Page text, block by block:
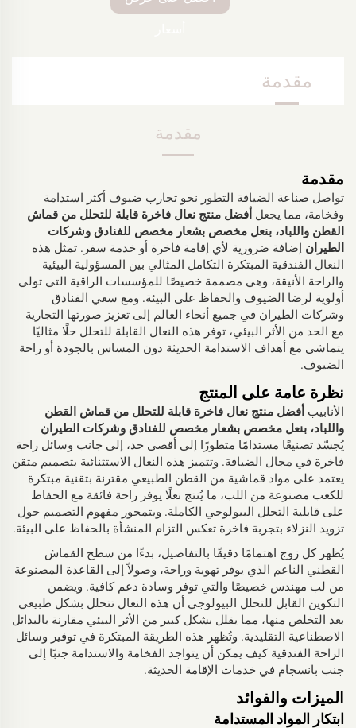
مقدمة
مقدمة
مقدمة
تواصل صناعة الضيافة التطور نحو تجارب ضيوف أكثر استدامة
وفخامة، مما يجعل أفضل منتج نعال فاخرة قابلة للتحلل من قماش
القطن واللباد، بنعل مخصص بشعار مخصص للفنادق وشركات
الطيران إضافة ضرورية لأي إقامة فاخرة أو خدمة سفر. تمثل هذه
النعال الفندقية المبتكرة التكامل المثالي بين المسؤولية البيئية
والراحة الأنيقة، وهي مصممة خصيصًا للمؤسسات الراقية التي تولي
أولوية لرضا الضيوف والحفاظ على البيئة. ومع سعي الفنادق
وشركات الطيران في جميع أنحاء العالم إلى تعزيز صورتها التجارية
مع الحد من الأثر البيئي، توفر هذه النعال القابلة للتحلل حلًا مثاليًا
يتماشى مع أهداف الاستدامة الحديثة دون المساس بالجودة أو راحة
الضيوف.
نظرة عامة على المنتج
الأنابيب أفضل منتج نعال فاخرة قابلة للتحلل من قماش القطن
واللباد، بنعل مخصص بشعار مخصص للفنادق وشركات الطيران
يُجسّد تصنيعًا مستدامًا متطورًا إلى أقصى حد، إلى جانب وسائل راحة
فاخرة في مجال الضيافة. وتتميز هذه النعال الاستثنائية بتصميم متقن
يعتمد على مواد قماشية من القطن الطبيعي مقترنة بتقنية مبتكرة
للكعب مصنوعة من اللب، ما يُنتج نعلًا يوفر راحة فائقة مع الحفاظ
على قابلية التحلل البيولوجي الكاملة. ويتمحور مفهوم التصميم حول
تزويد النزلاء بتجربة فاخرة تعكس التزام المنشأة بالحفاظ على البيئة.
يُظهر كل زوج اهتمامًا دقيقًا بالتفاصيل، بدءًا من سطح القماش
القطني الناعم الذي يوفر تهوية وراحة، وصولاً إلى القاعدة المصنوعة
من لب مهندس خصيصًا والتي توفر وسادة دعم كافية. ويضمن
التكوين القابل للتحلل البيولوجي أن هذه النعال تتحلل بشكل طبيعي
بعد التخلص منها، مما يقلل بشكل كبير من الأثر البيئي مقارنة بالبدائل
الاصطناعية التقليدية. وتُظهر هذه الطريقة المبتكرة في توفير وسائل
الراحة الفندقية كيف يمكن أن يتواجد الفخامة والاستدامة جنبًا إلى
جنب بانسجام في خدمات الإقامة الحديثة.
الميزات والفوائد
ابتكار المواد المستدامة